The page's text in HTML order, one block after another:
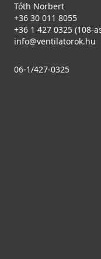
Tóth Norbert
+36 30 011 8055
+36 1 427 0325 (108-
info@ventilatorok.hu
06-1/427-0325